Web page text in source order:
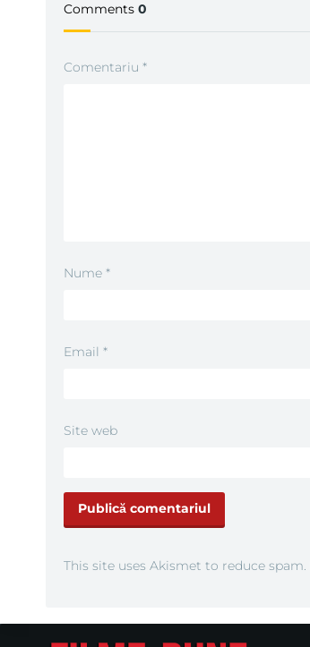
Comments 0
Comentariu *
Nume *
Email *
Site web
This site uses Akismet to reduce spam.